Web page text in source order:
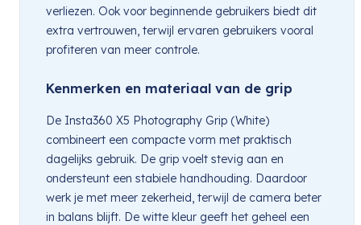
verliezen. Ook voor beginnende gebruikers biedt dit
extra vertrouwen, terwijl ervaren gebruikers vooral
profiteren van meer controle.
Kenmerken en materiaal van de grip
De Insta360 X5 Photography Grip (White)
combineert een compacte vorm met praktisch
dagelijks gebruik. De grip voelt stevig aan en
ondersteunt een stabiele handhouding. Daardoor
werk je met meer zekerheid, terwijl de camera beter
in balans blijft. De witte kleur geeft het geheel een